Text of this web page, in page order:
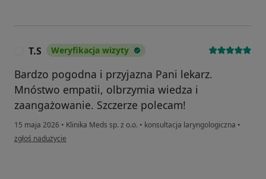
T.S Weryfikacja wizyty
Bardzo pogodna i przyjazna Pani lekarz.
Mnóstwo empatii, olbrzymia wiedza i
zaangażowanie. Szczerze polecam!
15 maja 2026 • Klinika Meds sp. z o.o. • konsultacja laryngologiczna •
w opinii użytkownika T.S
zgłoś nadużycie